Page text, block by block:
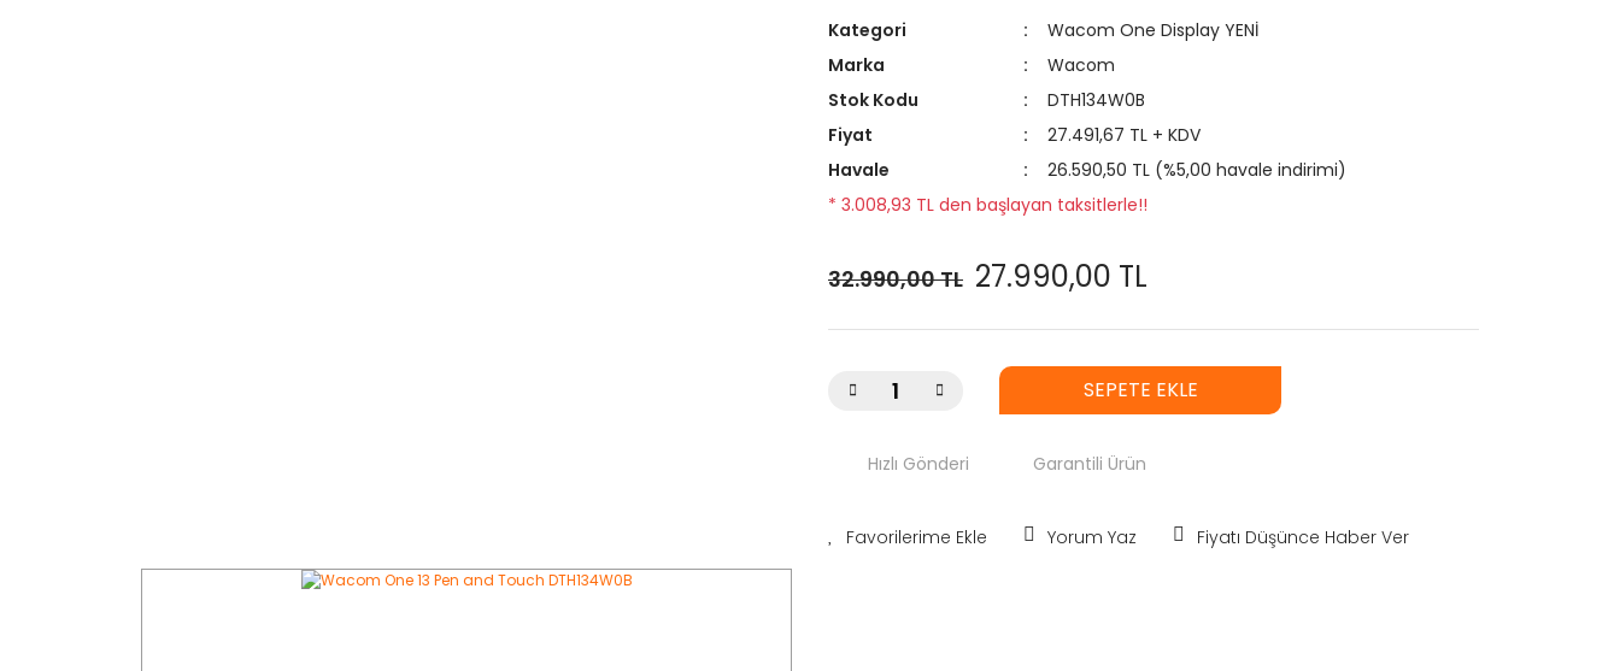
Kategori
Wacom One Display YENİ
Marka
Wacom
Stok Kodu
DTH134W0B
Fiyat
27.491,67 TL + KDV
Havale
26.590,50 TL (%5,00 havale indirimi)
* 3.008,93 TL den başlayan taksitlerle!!
32.990,00 TL 27.990,00 TL
SEPETE EKLE
Hızlı Gönderi Garantili Ürün
Yorum Yaz Fiyatı Düşünce Haber Ver